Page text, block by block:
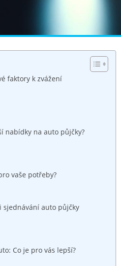
faktory k zvážení
⁣nabídky na auto půjčky?
vaše potřeby?
sjednávání‍ auto půjčky
Co je pro vás ⁢lepší?